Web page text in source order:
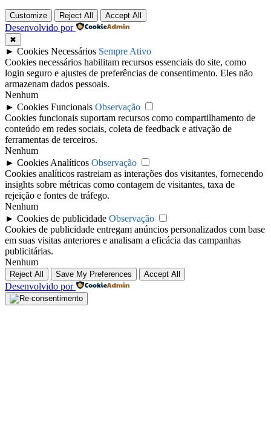
Customize Reject All Accept All
Desenvolvido por
✖
► Cookies Necessários Sempre Ativo
Cookies necessários habilitam recursos essenciais do site, como
login seguro e ajustes de preferências de consentimento. Eles não
armazenam dados pessoais.
Nenhum
► Cookies Funcionais Observação
Cookies funcionais suportam recursos como compartilhamento de
conteúdo em redes sociais, coleta de feedback e ativação de
ferramentas de terceiros.
Nenhum
► Cookies Analíticos Observação
Cookies analíticos rastreiam as interações dos visitantes, fornecendo
insights sobre métricas como contagem de visitantes, taxa de
rejeição e fontes de tráfego.
Nenhum
► Cookies de publicidade Observação
Cookies de publicidade entregam anúncios personalizados com base
em suas visitas anteriores e analisam a eficácia das campanhas
publicitárias.
Nenhum
Reject All Save My Preferences Accept All
Desenvolvido por